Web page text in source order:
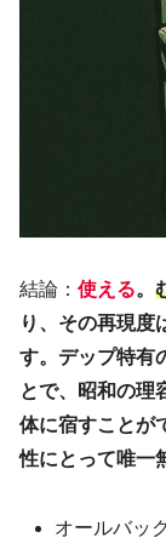
結論： 使える。
り、その再現度
す。デップ特有
とで、昭和の理
体に宿すことが
性にとって唯一
オールバック